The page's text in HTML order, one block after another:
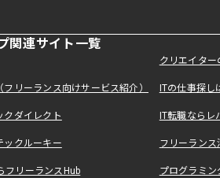
関連サイト一覧
クリエイタ
リーランス向けサービス紹介） ITの仕事探
クダイレクト IT転職なら
ックルーキー フリーラン
フリーランスHub プログラミ